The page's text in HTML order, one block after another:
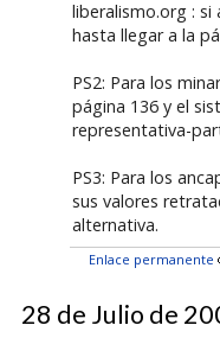
liberalismo.org : si
hasta llegar a la
PS2: Para los
página 136 y el
representativa-
PS3: Para los
sus valores
alternativa.
Enlace permanente
28 de Julio de